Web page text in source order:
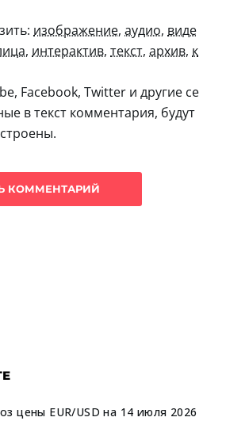
изображение, аудио, виде
, интерактив, текст, архив, к
Facebook, Twitter и другие се
в текст комментария, будут
цены EUR/USD на 14 июля 2026